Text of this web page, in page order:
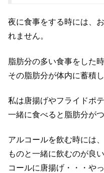
夜に食事をする時には、
れません。
脂肪分の多い食事をした
その脂肪分が体内に蓄積
私は唐揚げやフライドポ
一緒に食べると脂肪分が
アルコールを飲む時には
ものと一緒に飲むのが良
コールに唐揚げ・・・や